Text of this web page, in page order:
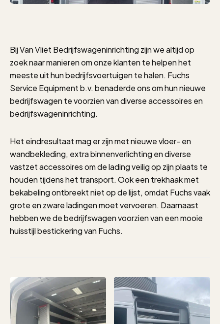
Bij Van Vliet Bedrijfswageninrichting zijn we altijd op
zoek naar manieren om onze klanten te helpen het
meeste uit hun bedrijfsvoertuigen te halen. Fuchs
Service Equipment b.v. benaderde ons om hun nieuwe
bedrijfswagen te voorzien van diverse accessoires en
bedrijfswageninrichting.
Het eindresultaat mag er zijn met nieuwe vloer- en
wandbekleding, extra binnenverlichting en diverse
vastzet accessoires om de lading veilig op zijn plaats te
houden tijdens het transport. Ook een trekhaak met
bekabeling ontbreekt niet op de lijst, omdat Fuchs vaak
grote en zware ladingen moet vervoeren. Daarnaast
hebben we de bedrijfswagen voorzien van een mooie
huisstijl bestickering van Fuchs.